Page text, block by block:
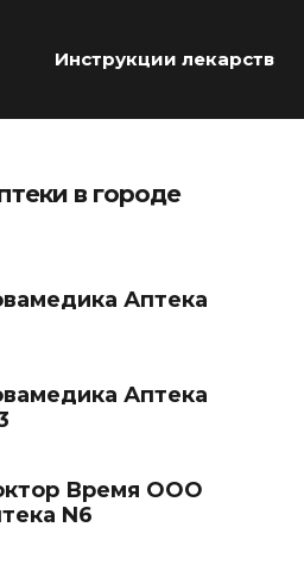
Инструкции лекарств
в городе
Аптека
Аптека
Время ООО
N6